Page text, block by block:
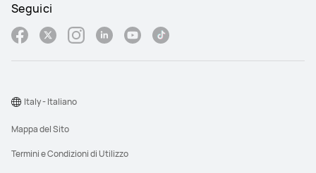
Seguici
Mappa del Sito
Termini e Condizioni di Utilizzo
Italy - Italiano